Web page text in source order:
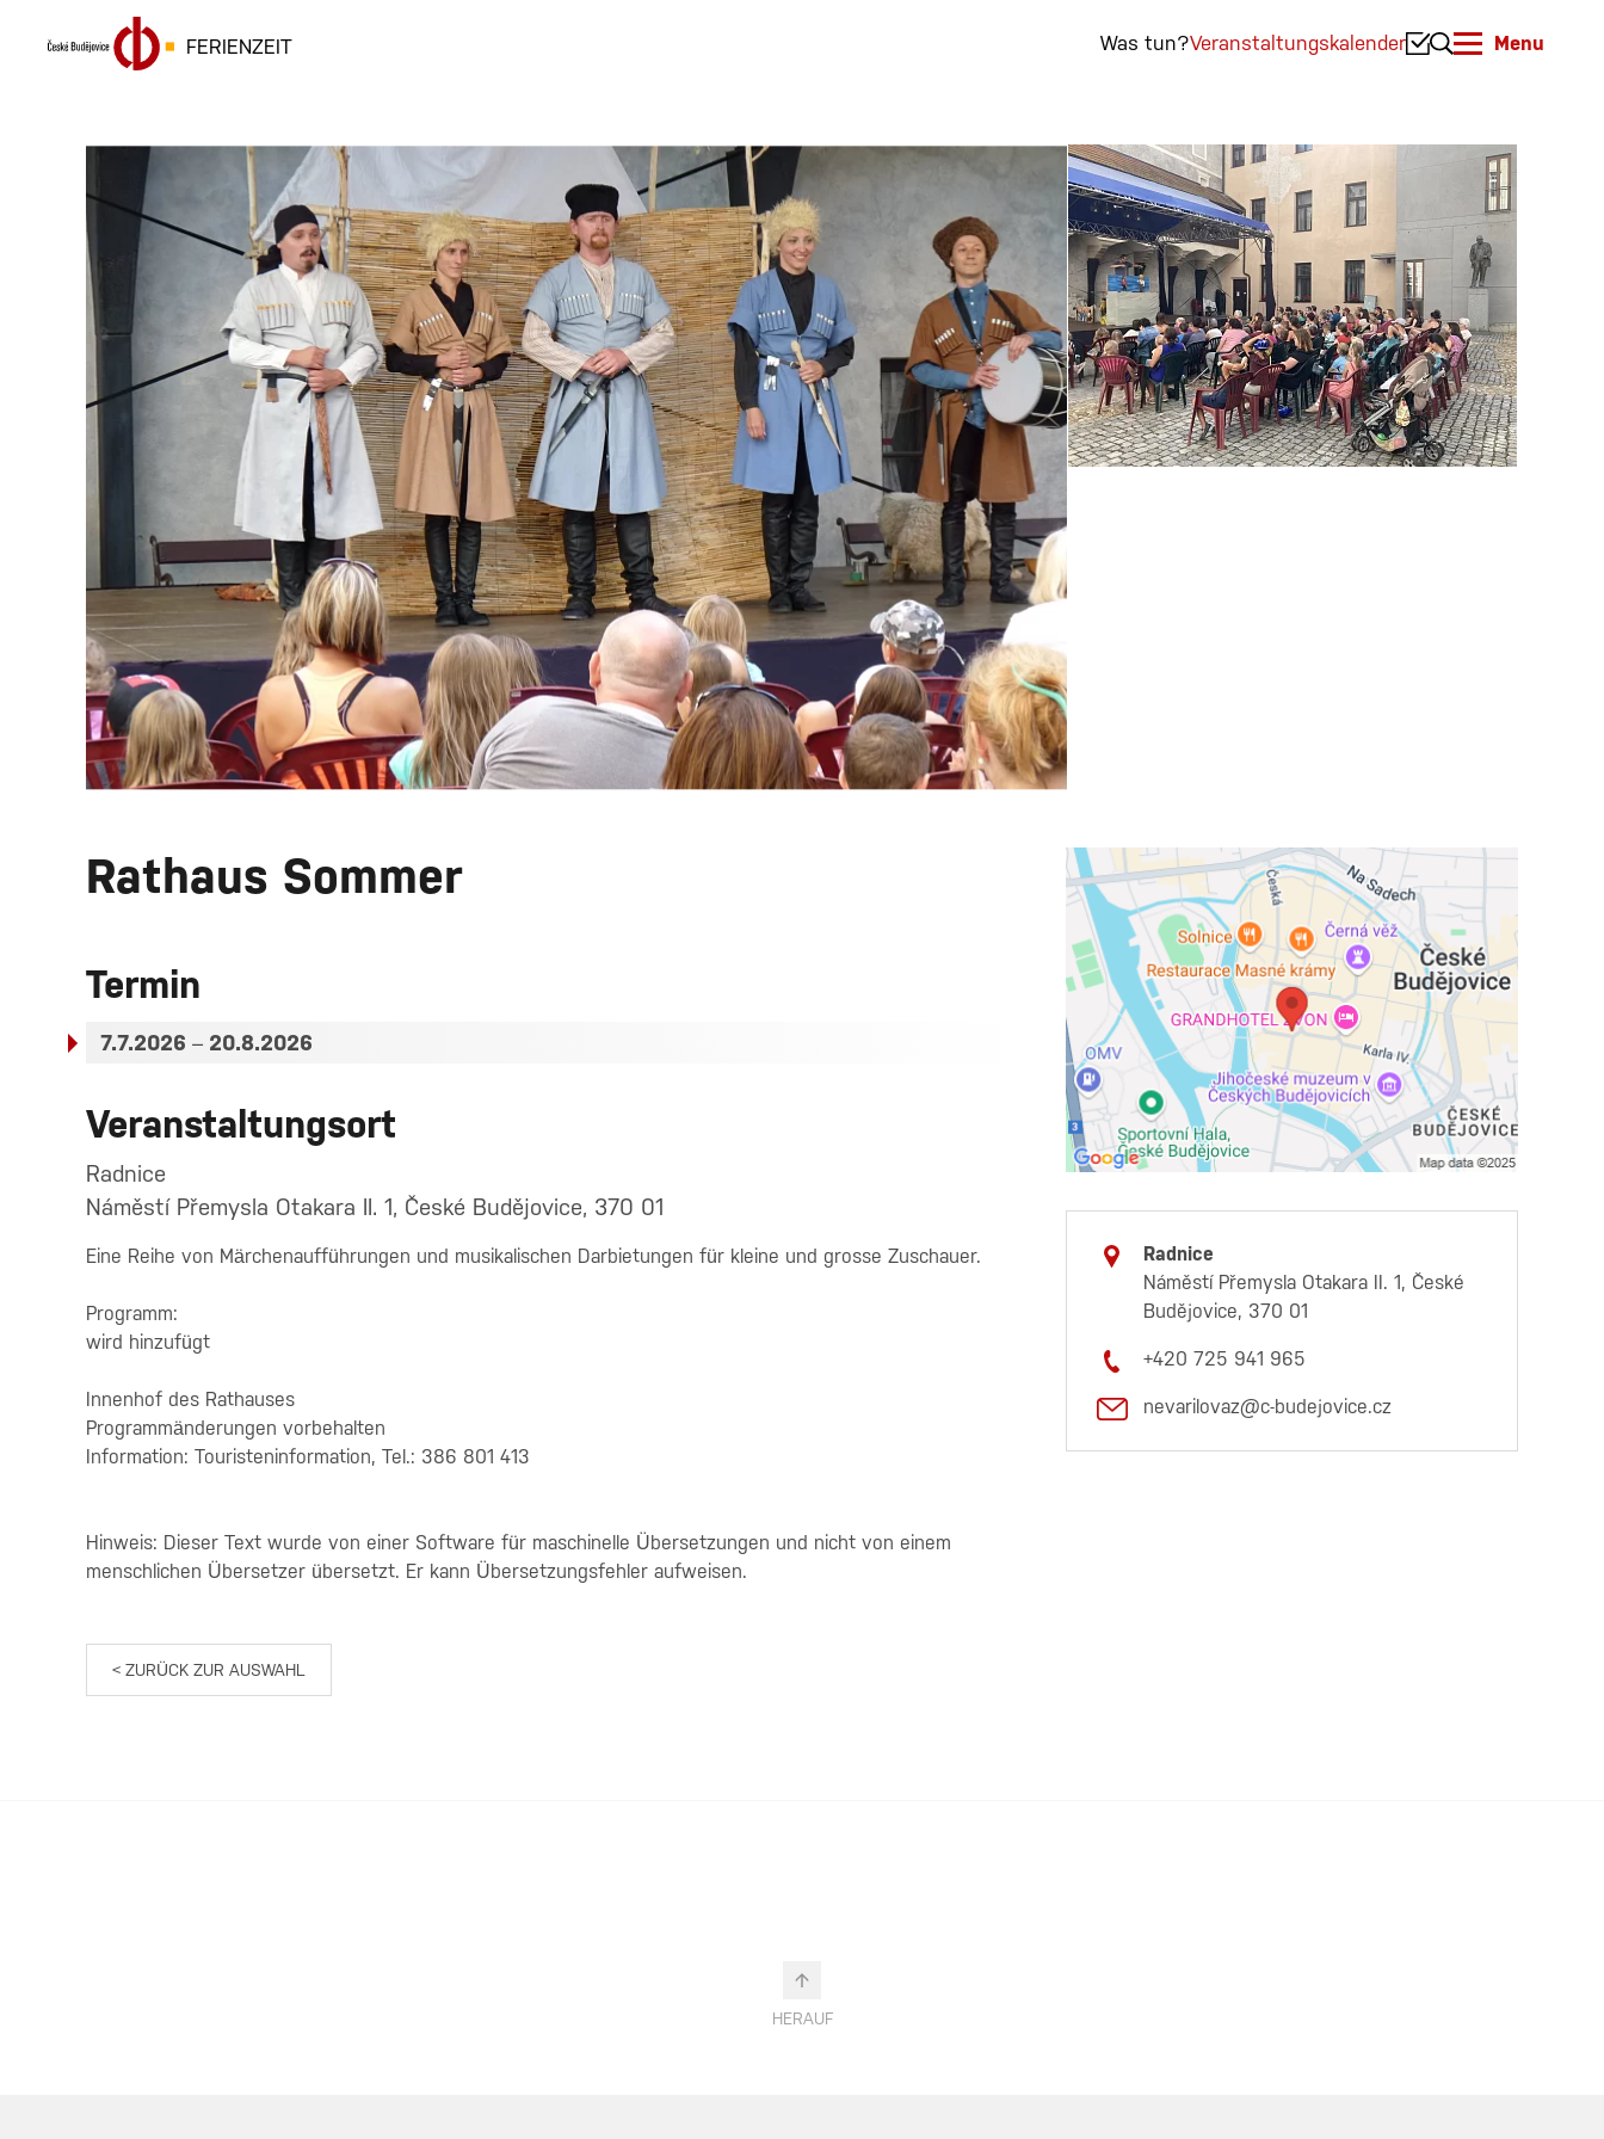
FERIENZEIT Was tun?Veranstaltungskalender Menu
Rathaus Sommer
Termin
7.7.2026 – 20.8.2026
Veranstaltungsort
Radnice
Náměstí Přemysla Otakara II. 1, České Budějovice, 370 01
Eine Reihe von Märchenaufführungen und musikalischen Darbietungen für kleine und grosse Zuschauer.
Programm:
wird hinzufügt
Innenhof des Rathauses
Programmänderungen vorbehalten
Information: Touristeninformation, Tel.: 386 801 413
Hinweis: Dieser Text wurde von einer Software für maschinelle Übersetzungen und nicht von einem
menschlichen Übersetzer übersetzt. Er kann Übersetzungsfehler aufweisen.
< ZURÜCK ZUR AUSWAHL
Radnice
Náměstí Přemysla Otakara II. 1, České
Budějovice, 370 01
+420 725 941 965
nevarilovaz@c-budejovice.cz
HERAUF